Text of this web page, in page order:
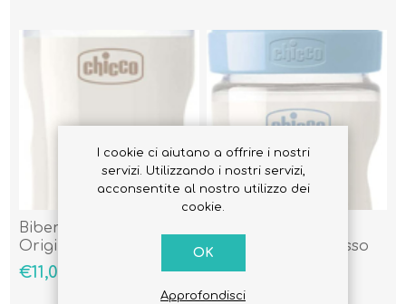
Biberon Chicco
Original Touch Flusso
Regolabile 2 Mesi
+Beige
€11,00
Original Touch Flusso
€10,00
I cookie ci aiutano a offrire i nostri
servizi. Utilizzando i nostri servizi,
acconsentite al nostro utilizzo dei
cookie.
OK
Approfondisci